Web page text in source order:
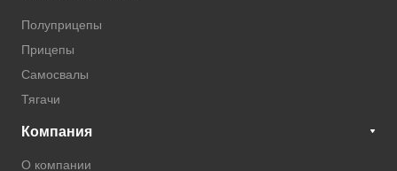
Полуприцепы
Прицепы
Самосвалы
Тягачи
Компания
О компании